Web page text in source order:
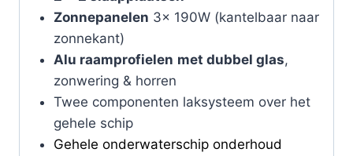
Zonnepanelen 3x 190W (kantelbaar naar
zonnekant)
Alu raamprofielen met dubbel glas,
zonwering & horren
Twee componenten laksysteem over het
gehele schip
Gehele onderwaterschip onderhoud